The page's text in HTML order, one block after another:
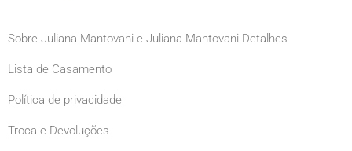
Sobre Juliana Mantovani e Juliana Mantovani Detalhes
Lista de Casamento
Política de privacidade
Troca e Devoluções